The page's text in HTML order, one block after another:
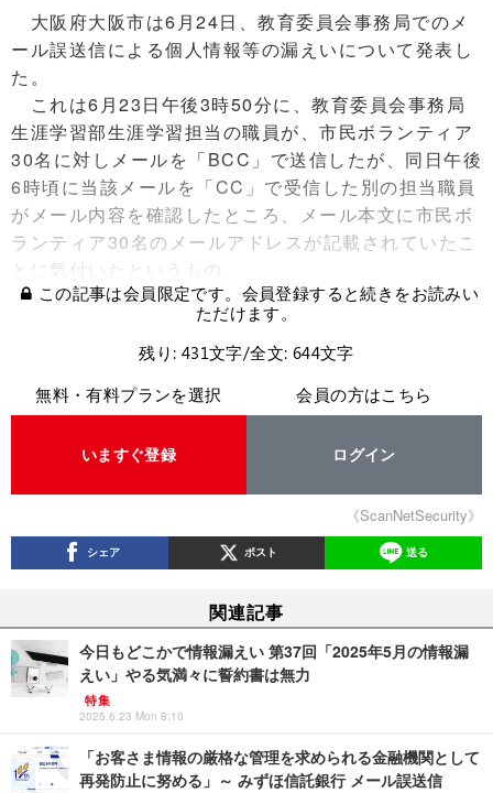
大阪府大阪市は6月24日、教育委員会事務局でのメ
ール誤送信による個人情報等の漏えいについて発表し
た。
これは6月23日午後3時50分に、教育委員会事務局
生涯学習部生涯学習担当の職員が、市民ボランティア
30名に対しメールを「BCC」で送信したが、同日午後
6時頃に当該メールを「CC」で受信した別の担当職員
がメール内容を確認したところ、メール本文に市民ボ
ランティア30名のメールアドレスが記載されていたこ
とに気付いたというもの。
この記事は会員限定です。会員登録すると続きをお読みい
ただけます。
残り: 431文字/全文: 644文字
無料・有料プランを選択
いますぐ登録
会員の方はこちら
ログイン
《ScanNetSecurity》
シェア ポスト 送る
関連記事
今日もどこかで情報漏えい 第37回「2025年5月の情報漏
えい」やる気満々に誓約書は無力
特集
2025.6.23 Mon 8:10
「お客さま情報の厳格な管理を求められる金融機関として
再発防止に努める」～ みずほ信託銀行 メール誤送信